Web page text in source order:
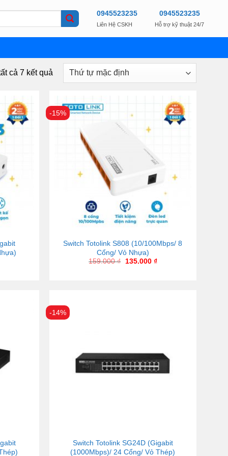
0945523235
Liên Hệ CSKH
0945523235
Hỗ trợ kỹ thuật 24/7
cả 7 kết quả
-15%
Switch Totolink S808 (10/100Mbps/ 8
Cổng/ Vỏ Nhựa)
159.000₫ 135.000 ₫
-14%
Switch Totolink SG24D (Gigabit
(1000Mbps)/ 24 Cổng/ Vỏ Thép)